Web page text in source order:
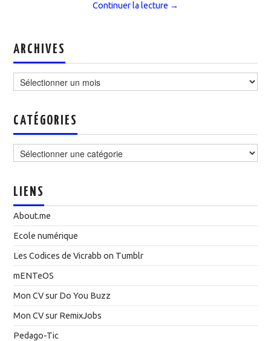
Continuer la lecture →
ARCHIVES
CATÉGORIES
LIENS
About.me
Ecole numérique
Les Codices de Vicrabb on Tumblr
mENTeOS
Mon CV sur Do You Buzz
Mon CV sur RemixJobs
Pedago-Tic